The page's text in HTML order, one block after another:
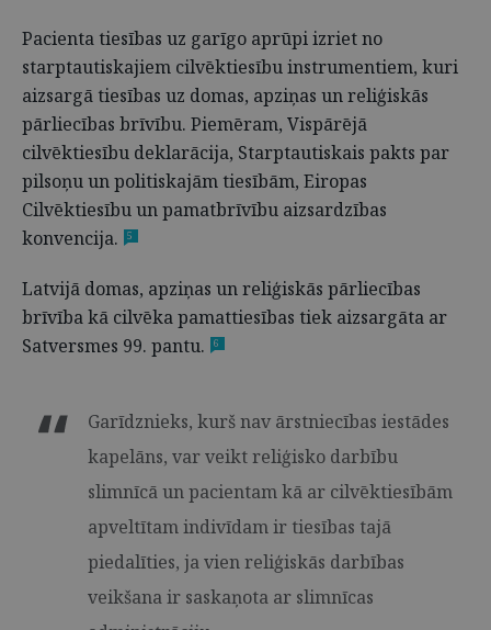
Pacienta tiesības uz garīgo aprūpi izriet no
starptautiskajiem cilvēktiesību instrumentiem, kuri
aizsargā tiesības uz domas, apziņas un reliģiskās
pārliecības brīvību. Piemēram, Vispārējā
cilvēktiesību deklarācija, Starptautiskais pakts par
pilsoņu un politiskajām tiesībām, Eiropas
Cilvēktiesību un pamatbrīvību aizsardzības
konvencija.
5
Latvijā domas, apziņas un reliģiskās pārliecības
brīvība kā cilvēka pamattiesības tiek aizsargāta ar
Satversmes 99. pantu.
6
Garīdznieks, kurš nav ārstniecības iestādes
kapelāns, var veikt reliģisko darbību
slimnīcā un pacientam kā ar cilvēktiesībām
apveltītam indivīdam ir tiesības tajā
piedalīties, ja vien reliģiskās darbības
veikšana ir saskaņota ar slimnīcas